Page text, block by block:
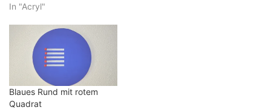
In "Acryl"
Blaues Rund mit rotem
Quadrat